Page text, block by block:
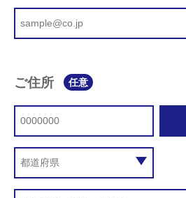
ご住所 任意